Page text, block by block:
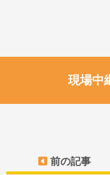
現場中
前の記事